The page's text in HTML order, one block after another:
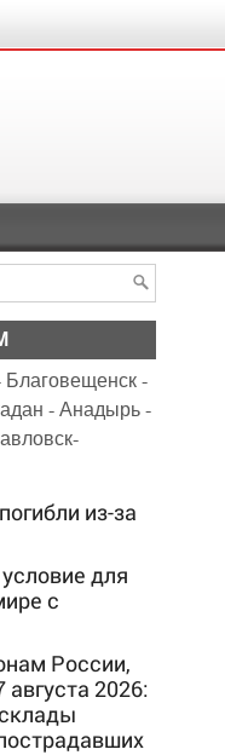
Благовещенск-
-Анадырь-
из-за
для
с
России,
2026: